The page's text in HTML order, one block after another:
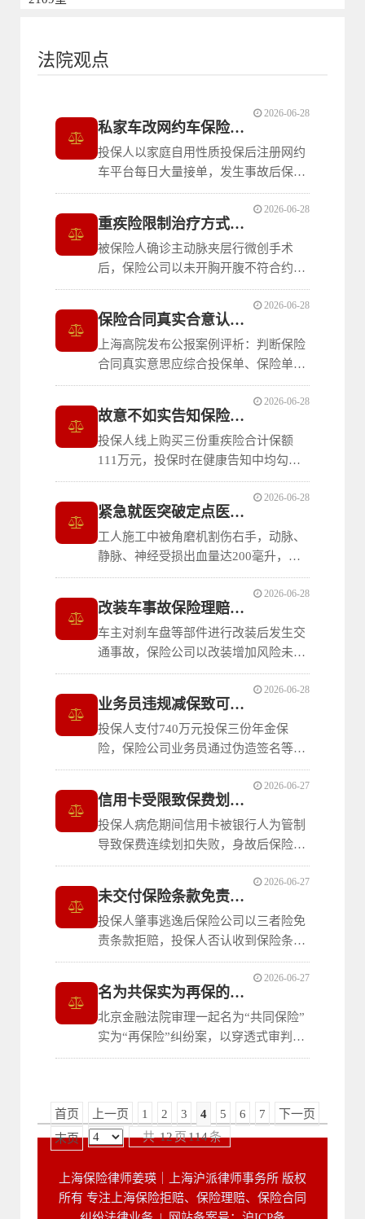
法院观点
私家车改网约车保险理赔裁判规则
投保人以家庭自用性质投保后注册网约
车平台每日大量接单，发生事故后保险
公司以改变使用性质未通知为由拒赔。
上海黄浦法院判决驳回车主理赔诉请。
裁判明确：车辆事发前每日大量频繁连
续接单的，已明显改变非营运使用性
质，即使事故发生时不在营运状态也无
法改变整体风险
2026-06-28
重疾险限制治疗方式条款无效裁判规则
被保险人确诊主动脉夹层行微创手术
后，保险公司以未开胸开腹不符合约定
手术方式拒赔。上海松江法院一审、上
海金融法院二审均判决保险公司赔付41
万元。裁判明确：限定治疗方式的条款
属格式化的免责条款，免除了保险人在
被保险人未接受指定治疗方式时的给付
义务，加重了被
2026-06-28
保险合同真实合意认定公报案例裁判规则
上海高院发布公报案例评析：判断保险
合同真实意思应综合投保单、保险单等
组成内容探求最终合意，不能仅以缔约
过程中“承保条件与中保一致”的表述确
认；物流公司对承运货物无所有权，投
保货物运输险不具有保险利益，保险公
司销售物流责任险系将适当产品销售给
合适消费者
2026-06-28
故意不如实告知保险人拒赔裁判规则
投保人线上购买三份重疾险合计保额
111万元，投保时在健康告知中均勾选
“否”，三个月后确诊甲状腺肿瘤申请理
赔遭拒。上海虹口法院判决驳回全部诉
请，二审维持原判。裁判明确：投保人
知悉自身患有甲状腺结节具有高度盖然
性，在保险人有效询问前提下未履行如
实告知义务的
2026-06-28
紧急就医突破定点医院条款裁判规则
工人施工中被角磨机割伤右手，动脉、
静脉、神经受损出血量达200毫升，由
120救护车紧急送医救治，保险公司以
非约定医院就诊拒赔。上海金融法院二
审维持原判，判决保险公司支付保险金
15万余元。裁判明确：根据《保险法司
法解释（三）》第二十条，紧急情况必
须立即就医的，
2026-06-28
改装车事故保险理赔因果关系裁判规则
车主对刹车盘等部件进行改装后发生交
通事故，保险公司以改装增加风险未告
知为由拒赔。上海浦东法院判决保险公
司支付保险金17.6万元，二审维持原
判。裁判明确：保险人以改装增加风险
为由拒赔，须证明改装与事故发生具有
因果关系；事故系转弯未让行所致，改
装与此无关，属
2026-06-28
业务员违规减保致可得利益损失赔偿规则
投保人支付740万元投保三份年金保
险，保险公司业务员通过伪造签名等方
式违规办理减保退保挪用保险金，投保
人被迫退保仅获56万余元。北京金融法
院二审判决保险公司返还保费并赔偿可
得利益损失。裁判明确：保险公司内部
管理疏漏未尽审慎审核义务的，对合同
解除具有重大过
2026-06-28
信用卡受限致保费划扣失败合同效力裁判
投保人病危期间信用卡被银行人为管制
导致保费连续划扣失败，身故后保险公
司以合同效力中止拒赔。北京铁路运输
法院判决保险公司给付保险金31万余
元。裁判明确：投保人因突发重病致信
用卡逾期、银行无法联系并无过错；投
保人病危期间仍向信用卡还款表明无拖
欠保费故意；银
2026-06-27
未交付保险条款免责条款提示义务裁判规
投保人肇事逃逸后保险公司以三者险免
责条款拒赔，投保人否认收到保险条
款。常州钟楼法院判决保险公司在三者
险范围内赔偿。裁判明确：保险人应主
动履行交付保险条款义务并负举证责
任，保险单中“超过48小时未通知视为
无异议”的提示不能替代实际交付义
务；将肇事逃逸等违
2026-06-27
名为共保实为再保的穿透式裁判标准
北京金融法院审理一起名为“共同保险”
实为“再保险”纠纷案，以穿透式审判思
维改判认定再保险性质，适用“共命运”
式”原则，结合参与主体、权利义务、
保险费收取、责任分摊等因素综合判
2026-06-27
首页 上一页 1 2 3 4 5 6 7
下一页
末页
共12页114条
上海保险律师姜瑛｜上海沪派律师事务所 版权
所有 专注上海保险拒赔、保险理赔、保险合同